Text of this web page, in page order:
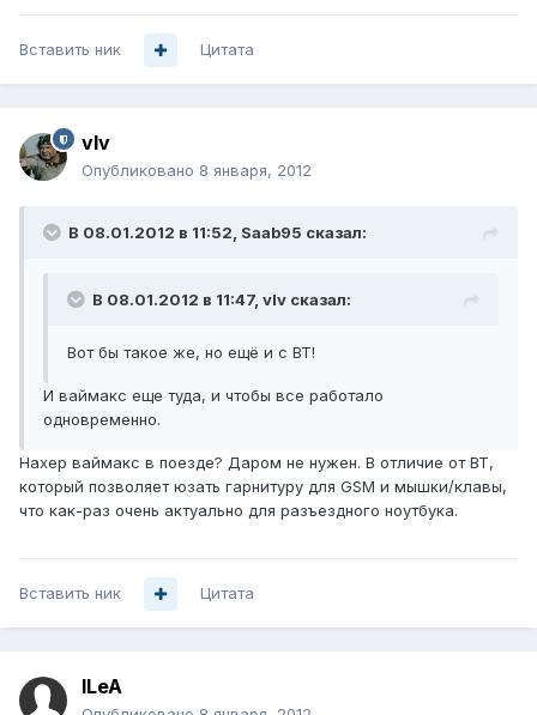
Вставить ник Цитата
vIv
Опубликовано 8 января, 2012
В 08.01.2012 в 11:52, Saab95 сказал:
В 08.01.2012 в 11:47, vIv сказал:
Вот бы такое же, но ещё и с BT!
И ваймакс еще туда, и чтобы все работало
одновременно.
Нахер ваймакс в поезде? Даром не нужен. В отличие от BT,
который позволяет юзать гарнитуру для GSM и мышки/клавы,
что как-раз очень актуально для разъездного ноутбука.
Вставить ник Цитата
ILeA